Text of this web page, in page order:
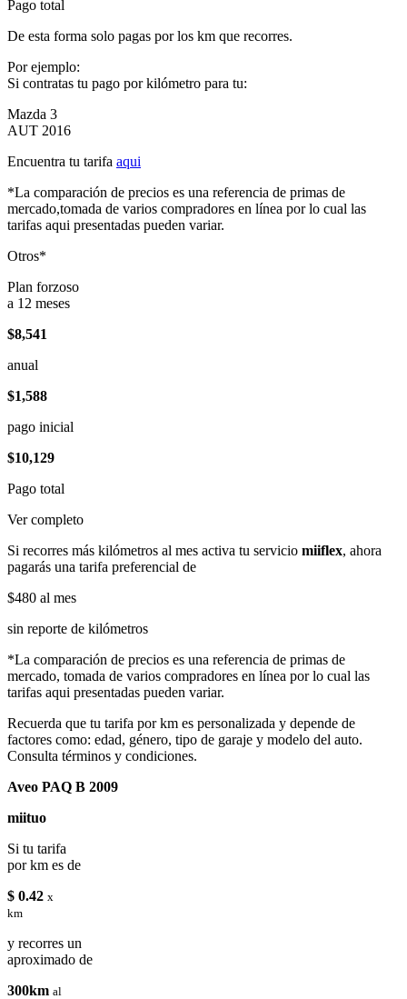
Pago total
De esta forma solo pagas por los km que recorres.
Por ejemplo:
Si contratas tu pago por kilómetro para tu:
Mazda 3
AUT 2016
Encuentra tu tarifa aqui
*La comparación de precios es una referencia de primas de
mercado,tomada de varios compradores en línea por lo cual las
tarifas aqui presentadas pueden variar.
Otros*
Plan forzoso
a 12 meses
$8,541
anual
$1,588
pago inicial
$10,129
Pago total
Ver completo
Si recorres más kilómetros al mes activa tu servicio miiflex, ahora
pagarás una tarifa preferencial de
$480 al mes
sin reporte de kilómetros
*La comparación de precios es una referencia de primas de
mercado, tomada de varios compradores en línea por lo cual las
tarifas aqui presentadas pueden variar.
Recuerda que tu tarifa por km es personalizada y depende de
factores como: edad, género, tipo de garaje y modelo del auto.
Consulta términos y condiciones.
Aveo PAQ B 2009
miituo
Si tu tarifa
por km es de
$ 0.42 x
km
y recorres un
aproximado de
300km al